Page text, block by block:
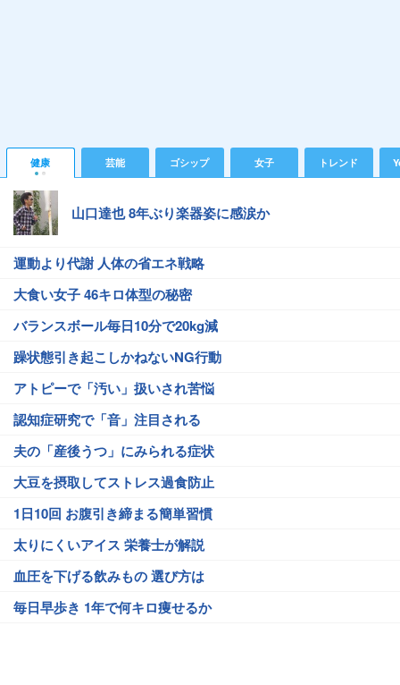
健康 芸能 ゴシップ 女子 トレンド
山口達也 8年ぶり楽器姿に感涙か
運動より代謝 人体の省エネ戦略
大食い女子 46キロ体型の秘密
バランスボール毎日10分で20kg減
躁状態引き起こしかねないNG行動
アトピーで「汚い」扱いされ苦悩
認知症研究で「音」注目される
夫の「産後うつ」にみられる症状
大豆を摂取してストレス過食防止
1日10回 お腹引き締まる簡単習慣
太りにくいアイス 栄養士が解説
血圧を下げる飲みもの 選び方は
毎日早歩き 1年で何キロ痩せるか